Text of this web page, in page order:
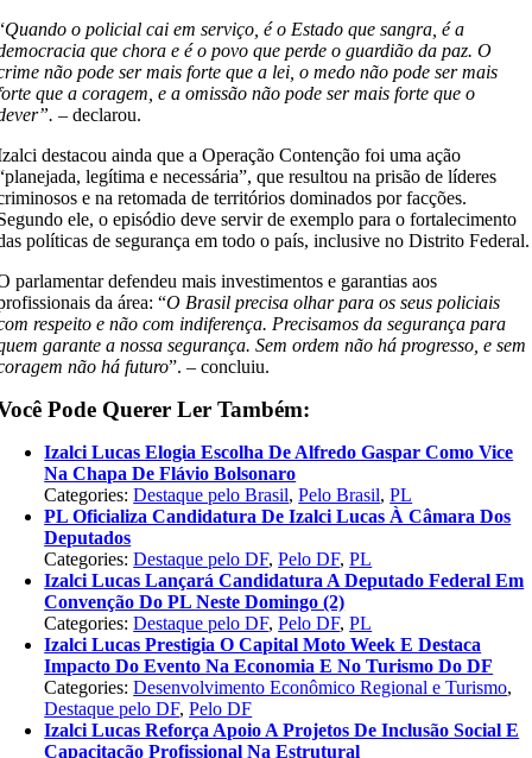
Quando o policial cai em serviço, é o Estado que sangra, é a
que chora e é o povo que perde o guardião da paz. O
não pode ser mais forte que a lei, o medo não pode ser mais
que a coragem, e a omissão não pode ser mais forte que o
– declarou.
destacou ainda que a Operação Contenção foi uma ação
legítima e necessária”, que resultou na prisão de líderes
e na retomada de territórios dominados por facções.
ele, o episódio deve servir de exemplo para o fortalecimento
políticas de segurança em todo o país, inclusive no Distrito Federal.
parlamentar defendeu mais investimentos e garantias aos
da área: “O Brasil precisa olhar para os seus policiais
respeito e não com indiferença. Precisamos da segurança para
garante a nossa segurança. Sem ordem não há progresso, e sem
não há futuro”. – concluiu.
Pode Querer Ler Também:
Izalci Lucas Elogia Escolha De Alfredo Gaspar Como Vice
Na Chapa De Flávio Bolsonaro
Categories:Destaque pelo Brasil,Pelo Brasil,PL
PL Oficializa Candidatura De Izalci Lucas À Câmara Dos
Deputados
Categories:Destaque pelo DF,Pelo DF,PL
Izalci Lucas Lançará Candidatura A Deputado Federal Em
Convenção Do PL Neste Domingo (2)
Categories:Destaque pelo DF,Pelo DF,PL
Izalci Lucas Prestigia O Capital Moto Week E Destaca
Impacto Do Evento Na Economia E No Turismo Do DF
Categories:Desenvolvimento Econômico Regional e Turismo,
Destaque pelo DF,Pelo DF
Izalci Lucas Reforça Apoio A Projetos De Inclusão Social E
Capacitação Profissional Na Estrutural